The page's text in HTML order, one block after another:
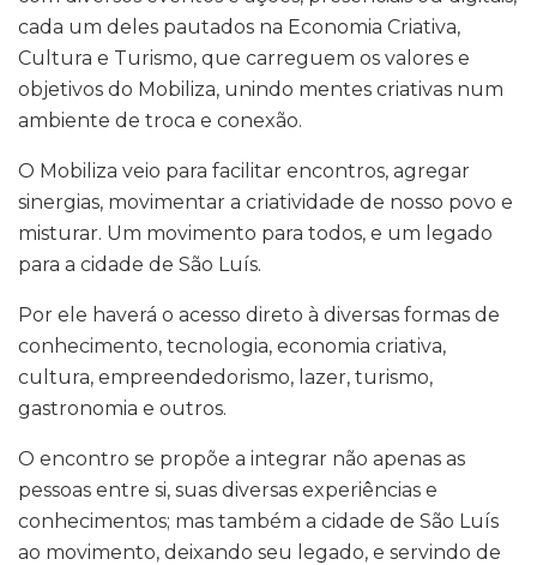
cada um deles pautados na Economia Criativa,
Cultura e Turismo, que carreguem os valores e
objetivos do Mobiliza, unindo mentes criativas num
ambiente de troca e conexão.
O Mobiliza veio para facilitar encontros, agregar
sinergias, movimentar a criatividade de nosso povo e
misturar. Um movimento para todos, e um legado
para a cidade de São Luís.
Por ele haverá o acesso direto à diversas formas de
conhecimento, tecnologia, economia criativa,
cultura, empreendedorismo, lazer, turismo,
gastronomia e outros.
O encontro se propõe a integrar não apenas as
pessoas entre si, suas diversas experiências e
conhecimentos; mas também a cidade de São Luís
ao movimento, deixando seu legado, e servindo de